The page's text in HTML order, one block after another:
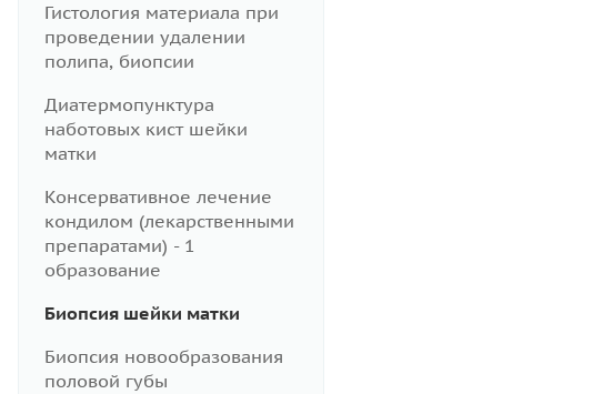
Гистология материала при
проведении удалении
полипа, биопсии
Диатермопунктура
наботовых кист шейки
матки
Консервативное лечение
кондилом (лекарственными
препаратами) - 1
образование
Биопсия шейки матки
Биопсия новообразования
половой губы